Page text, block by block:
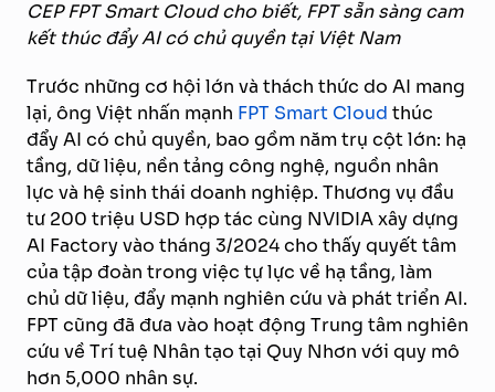
CEP FPT Smart Cloud cho biết, FPT sẵn sàng cam
kết thúc đẩy AI có chủ quyền tại Việt Nam
Trước những cơ hội lớn và thách thức do AI mang
lại, ông Việt nhấn mạnh FPT Smart Cloud thúc
đẩy AI có chủ quyền, bao gồm năm trụ cột lớn: hạ
tầng, dữ liệu, nền tảng công nghệ, nguồn nhân
lực và hệ sinh thái doanh nghiệp. Thương vụ đầu
tư 200 triệu USD hợp tác cùng NVIDIA xây dựng
AI Factory vào tháng 3/2024 cho thấy quyết tâm
của tập đoàn trong việc tự lực về hạ tầng, làm
chủ dữ liệu, đẩy mạnh nghiên cứu và phát triển AI.
FPT cũng đã đưa vào hoạt động Trung tâm nghiên
cứu về Trí tuệ Nhân tạo tại Quy Nhơn với quy mô
hơn 5,000 nhân sự.